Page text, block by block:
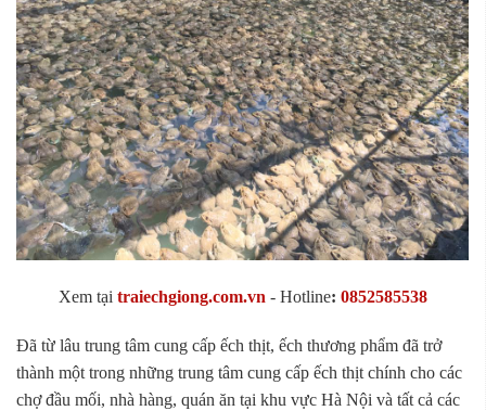
Xem tại traiechgiong.com.vn - Hotline: 0852585538
Đã từ lâu trung tâm cung cấp ếch thịt, ếch thương phẩm đã trở
thành một trong những trung tâm cung cấp ếch thịt chính cho các
chợ đầu mối, nhà hàng, quán ăn tại khu vực Hà Nội và tất cả các